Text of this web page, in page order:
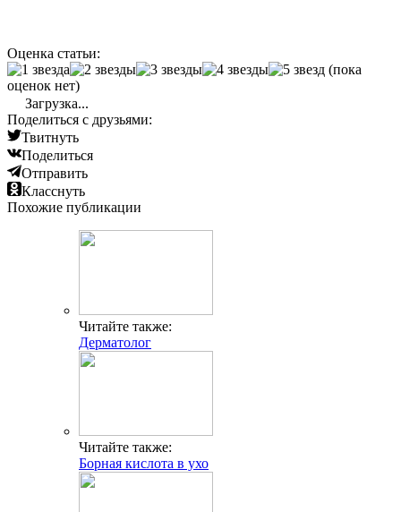
Оценка статьи:
(пока
оценок нет)
Загрузка...
Поделиться с друзьями:
Твитнуть
Поделиться
Отправить
Класснуть
Похожие публикации
Читайте также:
Дерматолог
Читайте также:
Борная кислота в ухо